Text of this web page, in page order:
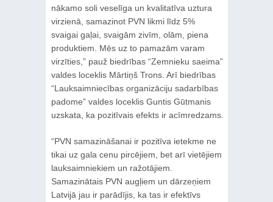
nākamo soli veselīga un kvalitatīva uztura
virzienā, samazinot PVN likmi līdz 5%
svaigai gaļai, svaigām zivīm, olām, piena
produktiem. Mēs uz to pamazām varam
virzīties,” pauž biedrības “Zemnieku saeima”
valdes loceklis Mārtiņš Trons. Arī biedrības
“Lauksaimniecības organizāciju sadarbības
padome” valdes loceklis Guntis Gūtmanis
uzskata, ka pozitīvais efekts ir acīmredzams.
“PVN samazināšanai ir pozitīva ietekme ne
tikai uz gala cenu pircējiem, bet arī vietējiem
lauksaimniekiem un ražotājiem.
Samazinātais PVN augļiem un dārzeņiem
Latvijā jau ir parādījis, ka tas ir efektīvs